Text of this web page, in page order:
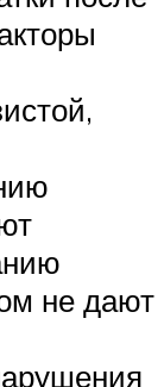
не дают